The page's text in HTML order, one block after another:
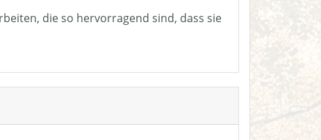
die so hervorragend sind, dass sie